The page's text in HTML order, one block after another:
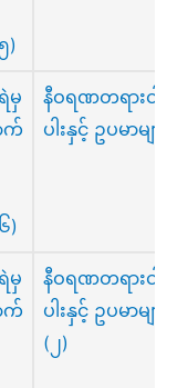
)
မှ
က်
)
နီဝရဏတရားငါး
ပါးနှင့် ဥပမာများ
မှ
က်
နီဝရဏတရားငါး
ပါးနှင့် ဥပမာများ
(၂)